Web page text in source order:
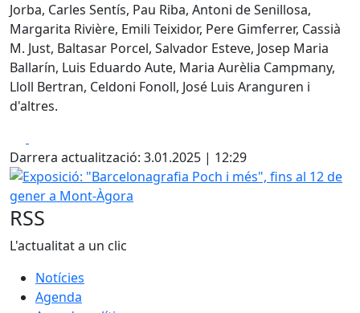
Jorba, Carles Sentís, Pau Riba, Antoni de Senillosa,
Margarita Rivière, Emili Teixidor, Pere Gimferrer, Cassià
M. Just, Baltasar Porcel, Salvador Esteve, Josep Maria
Ballarín, Luis Eduardo Aute, Maria Aurèlia Campmany,
Lloll Bertran, Celdoni Fonoll, José Luis Aranguren i
d'altres.
Darrera actualització: 3.01.2025 | 12:29
Exposició: "Barcelonagrafia Poch i més", fins al 12 de
RSS
L'actualitat a un clic
Notícies
Agenda